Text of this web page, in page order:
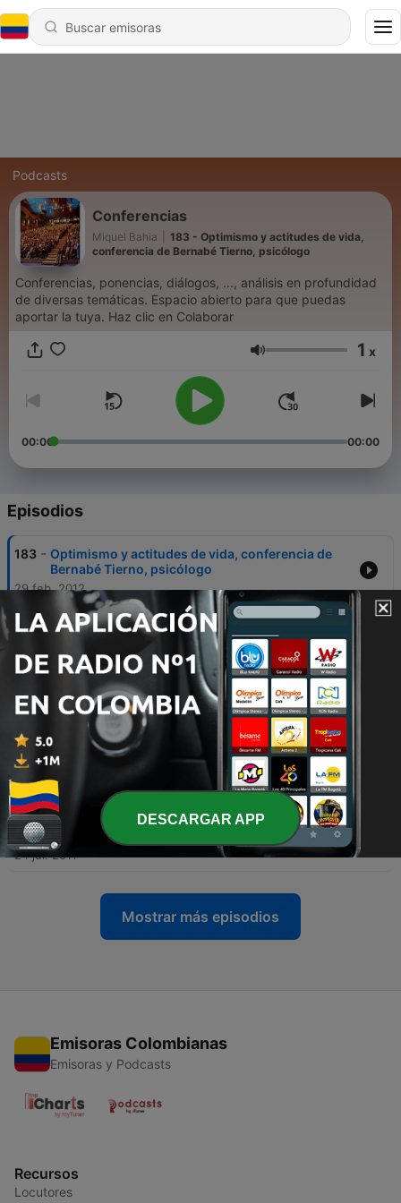
Podcasts
Conferencias
Miquel Bahia
183 - Optimismo y actitudes de vida,
conferencia de Bernabé Tierno, psicólogo
Conferencias, ponencias, diálogos, ..., análisis en profundidad
de diversas temáticas. Espacio abierto para que puedas
aportar la tuya. Haz clic en Colaborar
Volumen 1 x
00:00 00:00
Episodios
183 - Optimismo y actitudes de vida, conferencia de
Bernabé Tierno, psicólogo
29 feb. 2012
182 -
Análisis, desde varias perspectivas, de la ley del
aborto (Don Gustavo Bueno)
03 ene. 2012
181 -
Por un cambio de paradigma científico en la
educación (Carlos González, físico)
180 - Sobrevivir a la adolescencia
09 ago. 2011
179 - Para Reirse en Serio (Jorge Bucay y Eliezer
Shemtov)
24 jul. 2011
Mostrar más episodios
Emisoras Colombianas
Emisoras y Podcasts
Recursos
Locutores
DESCARGAR APP